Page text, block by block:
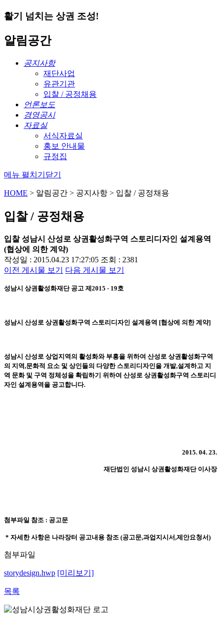
활기 넘치는 상권 조성!
알림공간
공지사항
재단사업
유관기관
입찰 / 공정채용
언론보도
경영공시
자료실
서식자료실
홍보 안내물
규정집
메뉴 펼치기 닫기
HOME > 알림공간 > 공지사항 > 입찰 / 공정채용
입찰 / 공정채용
입찰성남시 산성로 상권활성화구역 스토리디자인 설계용역
(협상에 의한 계약)
작성일 : 2015.04.23 17:27:05 조회 : 2381
이전 게시물 보기
다음 게시물 보기
성남시 상권활성화재단 공고 제2015 - 19호
성남시 산성로 상권활성화구역 스토리디자인 설계용역 [협상에 의한 계약]
성남시 산성로 상업지역의 활성화와 부흥을 위하여 산성로 상권활성화구역
의 지역,문화적 요소 및 상인들의 다양한 스토리디자인을 개발,설계하고 지
역 문화 및 구역 정체성을 확립하기 위하여 산성로 상권활성화구역 스토리디
자인 설계용역을 공고합니다.
2015. 04. 23.
재단법인 성남시 상권활성화재단 이사장
첨부파일 참조 : 공고문
* 자세한 사항은 나라장터 공고내용 참조 (공고문,과업지시서,제안요청서 )
첨부파일
storydesign.hwp [미리보기]
목록